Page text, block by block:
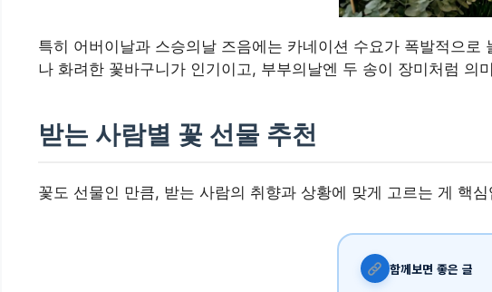
특히 어버이날과 스승의날 즈음에는 카네이션 수요가 폭발적으
나 화려한 꽃바구니가 인기이고, 부부의날엔 두 송이 장미처럼 의
받는 사람별 꽃 선물 추천
꽃도 선물인 만큼, 받는 사람의 취향과 상황에 맞게 고르는 게 핵
함께보면 좋은 글